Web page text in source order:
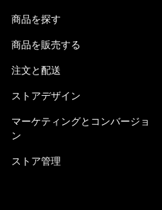
商品を探す
商品を販売する
注文と配送
ストアデザイン
マーケティングとコンバージョ
ン
ストア管理